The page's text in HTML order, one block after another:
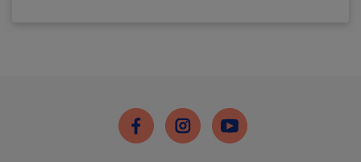
FacebookInstagramYoutube